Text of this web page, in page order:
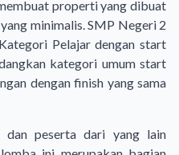
properti yang dibuat
minimalis. SMP Negeri 2
Pelajar dengan start
kategori umum start
dengan finish yang sama
dan peserta dari yang lain